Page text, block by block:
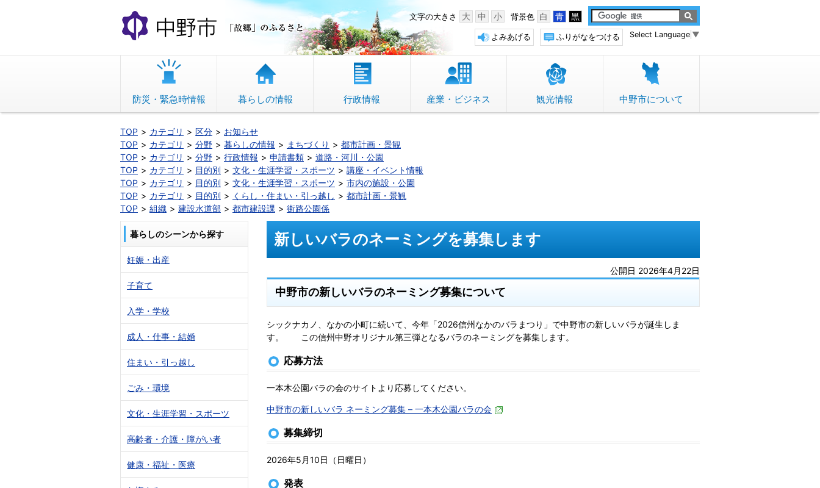
文
へ
動
中野市 「故郷」のふるさと 背景色 白 青 黒
文字の大きさ 大 中 小
Select Language ▼
ふりがなをつける
よみあげる
防災・緊急時情報 暮らしの情報 行政情報 産業・ビジネス 観光情報 中野市について
TOP カテゴリ 区分
お知らせ
TOP
カテゴリ 分野 暮らしの情報 まちづくり
都市計画・景観
TOP
カテゴリ 分野 行政情報 申請書類
道路・河川・公園
TOP
カテゴリ 目的別 文化・生涯学習・スポーツ
講座・イベント情報
TOP
カテゴリ 目的別 文化・生涯学習・スポーツ
市内の施設・公園
TOP
カテゴリ 目的別 くらし・住まい・引っ越し
都市計画・景観
TOP
組織 建設水道部 都市建設課 街路公園係
新しいバラのネーミングを募集します
公開日 2026年4月22日
中野市の新しいバラのネーミング募集について
シックナカノ、なかの小町に続いて、今年「2026信州なかのバラまつり」で中野市の新しいバラが誕生しま
す。 この信州中野オリジナル第三弾となるバラのネーミングを募集します。
応募方法
一本木公園バラの会のサイトより応募してください。
中野市の新しいバラ ネーミング募集 – 一本木公園バラの会
募集締切
2026年5月10日（日曜日）
発表
暮らしのシーンから探す
妊娠・出産
子育て
入学・学校
成人・仕事・結婚
住まい・引っ越し
ごみ・環境
文化・生涯学習・スポーツ
高齢者・介護・障がい者
健康・福祉・医療